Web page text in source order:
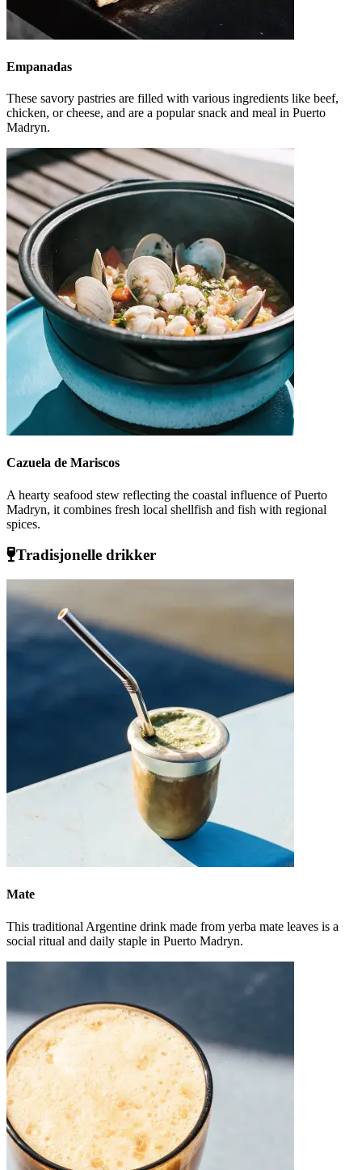
Empanadas
These savory pastries are filled with various ingredients like beef,
chicken, or cheese, and are a popular snack and meal in Puerto
Madryn.
Cazuela de Mariscos
A hearty seafood stew reflecting the coastal influence of Puerto
Madryn, it combines fresh local shellfish and fish with regional
spices.
Tradisjonelle drikker
Mate
This traditional Argentine drink made from yerba mate leaves is a
social ritual and daily staple in Puerto Madryn.